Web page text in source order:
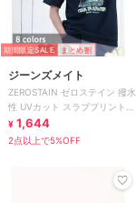
期間限定SALE まとめ割
ジーンズメイト
ZEROSTAIN ゼロステイン 撥水
性 UVカット スラブプリント
バックプリント Tシャツ
¥ 1,644
2点以上で5%OFF